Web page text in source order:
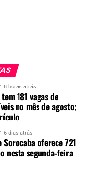
8 horas atrás
181 vagas de
no mês de agosto;
6 dias atrás
Sorocaba oferece 721
nesta segunda-feira